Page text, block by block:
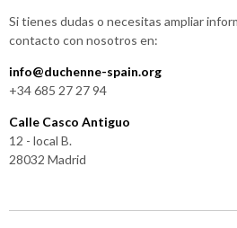
Si tienes dudas o necesitas ampliar
contacto con nosotros en:
info@duchenne-spain.org
+34 685 27 27 94
Calle Casco Antiguo
12 - local B.
28032 Madrid